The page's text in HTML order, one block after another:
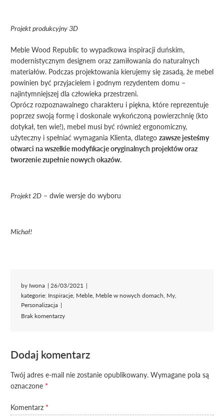
Projekt produkcyjny 3D
Meble Wood Republic to wypadkowa inspiracji duńskim,
modernistycznym designem oraz zamiłowania do naturalnych
materiałów. Podczas projektowania kierujemy się zasadą, że mebel
powinien być przyjacielem i godnym rezydentem domu –
najintymniejszej dla człowieka przestrzeni.
Oprócz rozpoznawalnego charakteru i piękna, które reprezentuje
poprzez swoją formę i doskonale wykończoną powierzchnię (kto
dotykał, ten wie!), mebel musi być również ergonomiczny,
użyteczny i spełniać wymagania Klienta, dlatego zawsze jesteśmy
otwarci na wszelkie modyfikacje oryginalnych projektów oraz
tworzenie zupełnie nowych okazów.
Projekt 2D – dwie wersje do wyboru
Michał!
by Iwona
26/03/2021
kategorie: Inspiracje, Meble, Meble w nowych domach, My,
Personalizacja
Brak komentarzy
Dodaj komentarz
Twój adres e-mail nie zostanie opublikowany. Wymagane pola są
oznaczone *
Komentarz *